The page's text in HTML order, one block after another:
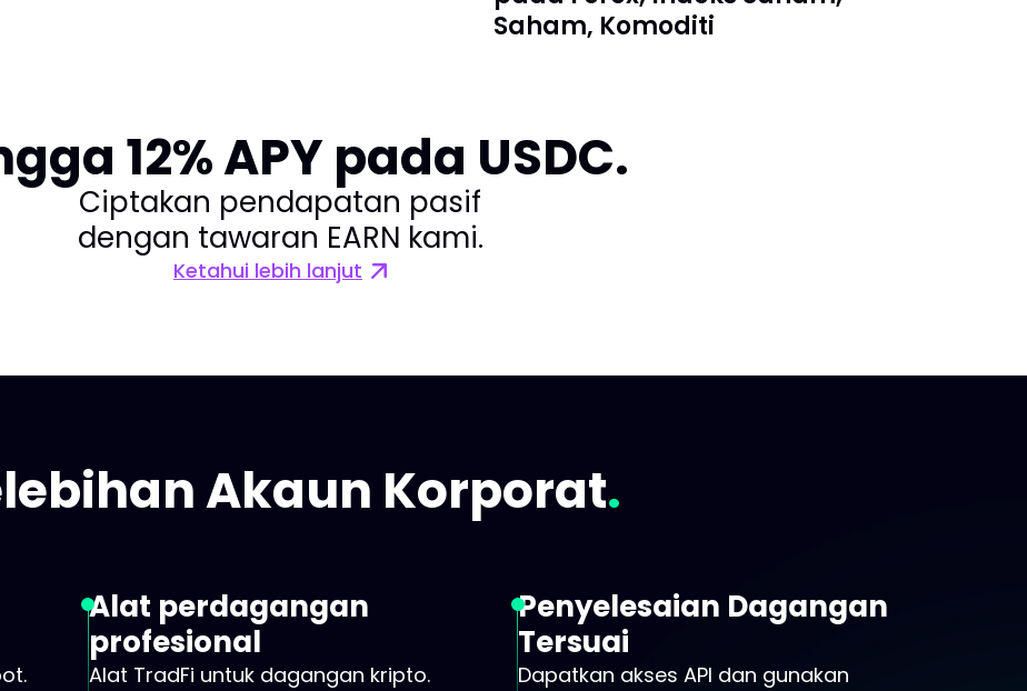
Saham, Komoditi
12% APY pada USDC.
Ciptakan pendapatan pasif
dengan tawaran EARN kami.
Ketahui lebih lanjutLearn more about USDC salles
Akaun Korporat
Alat perdagangan
profesional
Alat TradFi untuk dagangan kripto.
Penyelesaian Dagangan
Tersuai
Dapatkan akses API dan gunakan